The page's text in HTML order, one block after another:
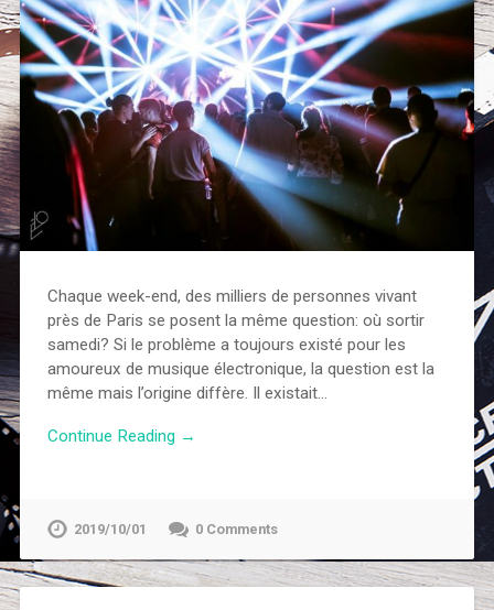
Chaque week-end, des milliers de personnes vivant
près de Paris se posent la même question: où sortir
samedi? Si le problème a toujours existé pour les
amoureux de musique électronique, la question est la
même mais l’origine diffère. Il existait…
Continue Reading →
2019/10/01 0 Comments